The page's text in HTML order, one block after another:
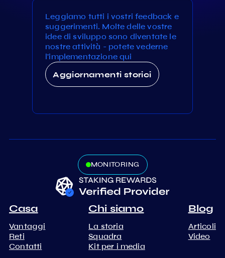
Leggiamo tutti i vostri feedback e
suggerimenti. Molte delle vostre
idee di sviluppo sono diventate le
nostre attività - potete vederne
l'implementazione qui
Aggiornamenti storici
MONITORING
Casa
Vantaggi
Reti
Contatti
Chi siamo
La storia
Squadra
Kit per i media
Blog
Articoli
Video